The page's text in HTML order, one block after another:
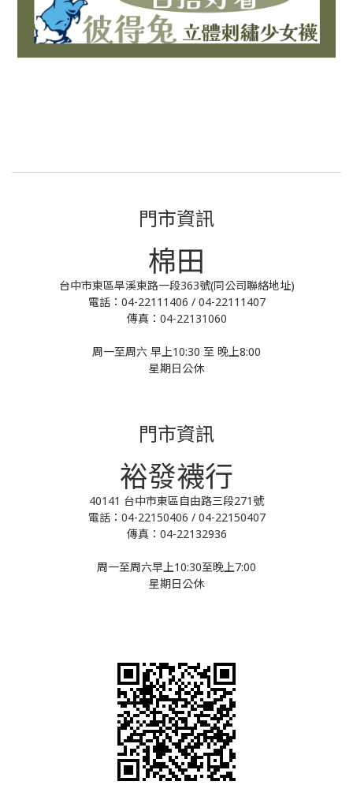
門市資訊
棉田
台中市東區旱溪東路一段363號(同公司聯絡地址)
電話：04-22111406 / 04-22111407
傳真：04-22131060
周一至周六 早上10:30 至 晚上8:00
星期日公休
門市資訊
裕發襪行
40141 台中市東區自由路三段271號
電話：04-22150406 / 04-22150407
傳真：04-22132936
周一至周六早上10:30至晚上7:00
星期日公休